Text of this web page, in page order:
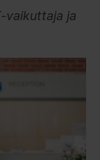
vaikuttaja ja